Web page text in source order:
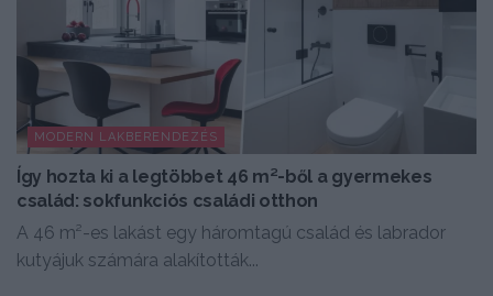
MODERN LAKBERENDEZÉS
Így hozta ki a legtöbbet 46 m²-ből a gyermekes
család: sokfunkciós családi otthon
A 46 m²-es lakást egy háromtagú család és labrador
kutyájuk számára alakították...